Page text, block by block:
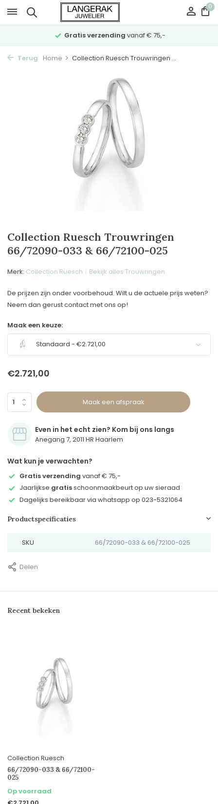
0
Gratis verzending vanaf € 75,-
Terug Home Collection Ruesch Trouwringen ...
Collection Ruesch Trouwringen
66/72090-033 & 66/72100-025
Merk: Collection Ruesch Bekijk alles Trouwringen
De prijzen zijn onder voorbehoud. Wilt u de actuele prijs weten?
Neem dan gerust contact met ons op!
Maak een keuze:
Standaard - €2.721,00
€2.721,00
Maak een afspraak
Even in het echt zien? Kom bij ons langs
Anegang 7, 2011 HR Haarlem
Wat kun je verwachten?
Gratis verzending vanaf € 75,-
Jaarlijkse gratisschoonmaakbeurt op uw sieraad
Dagelijks bereikbaar via whatsapp op 023-5321064
Productspecificaties
SKU 66/72090-033 & 66/72100-025
Delen
Recent bekeken
Collection Ruesch
66/72090-033 & 66/72100-
025
Op voorraad